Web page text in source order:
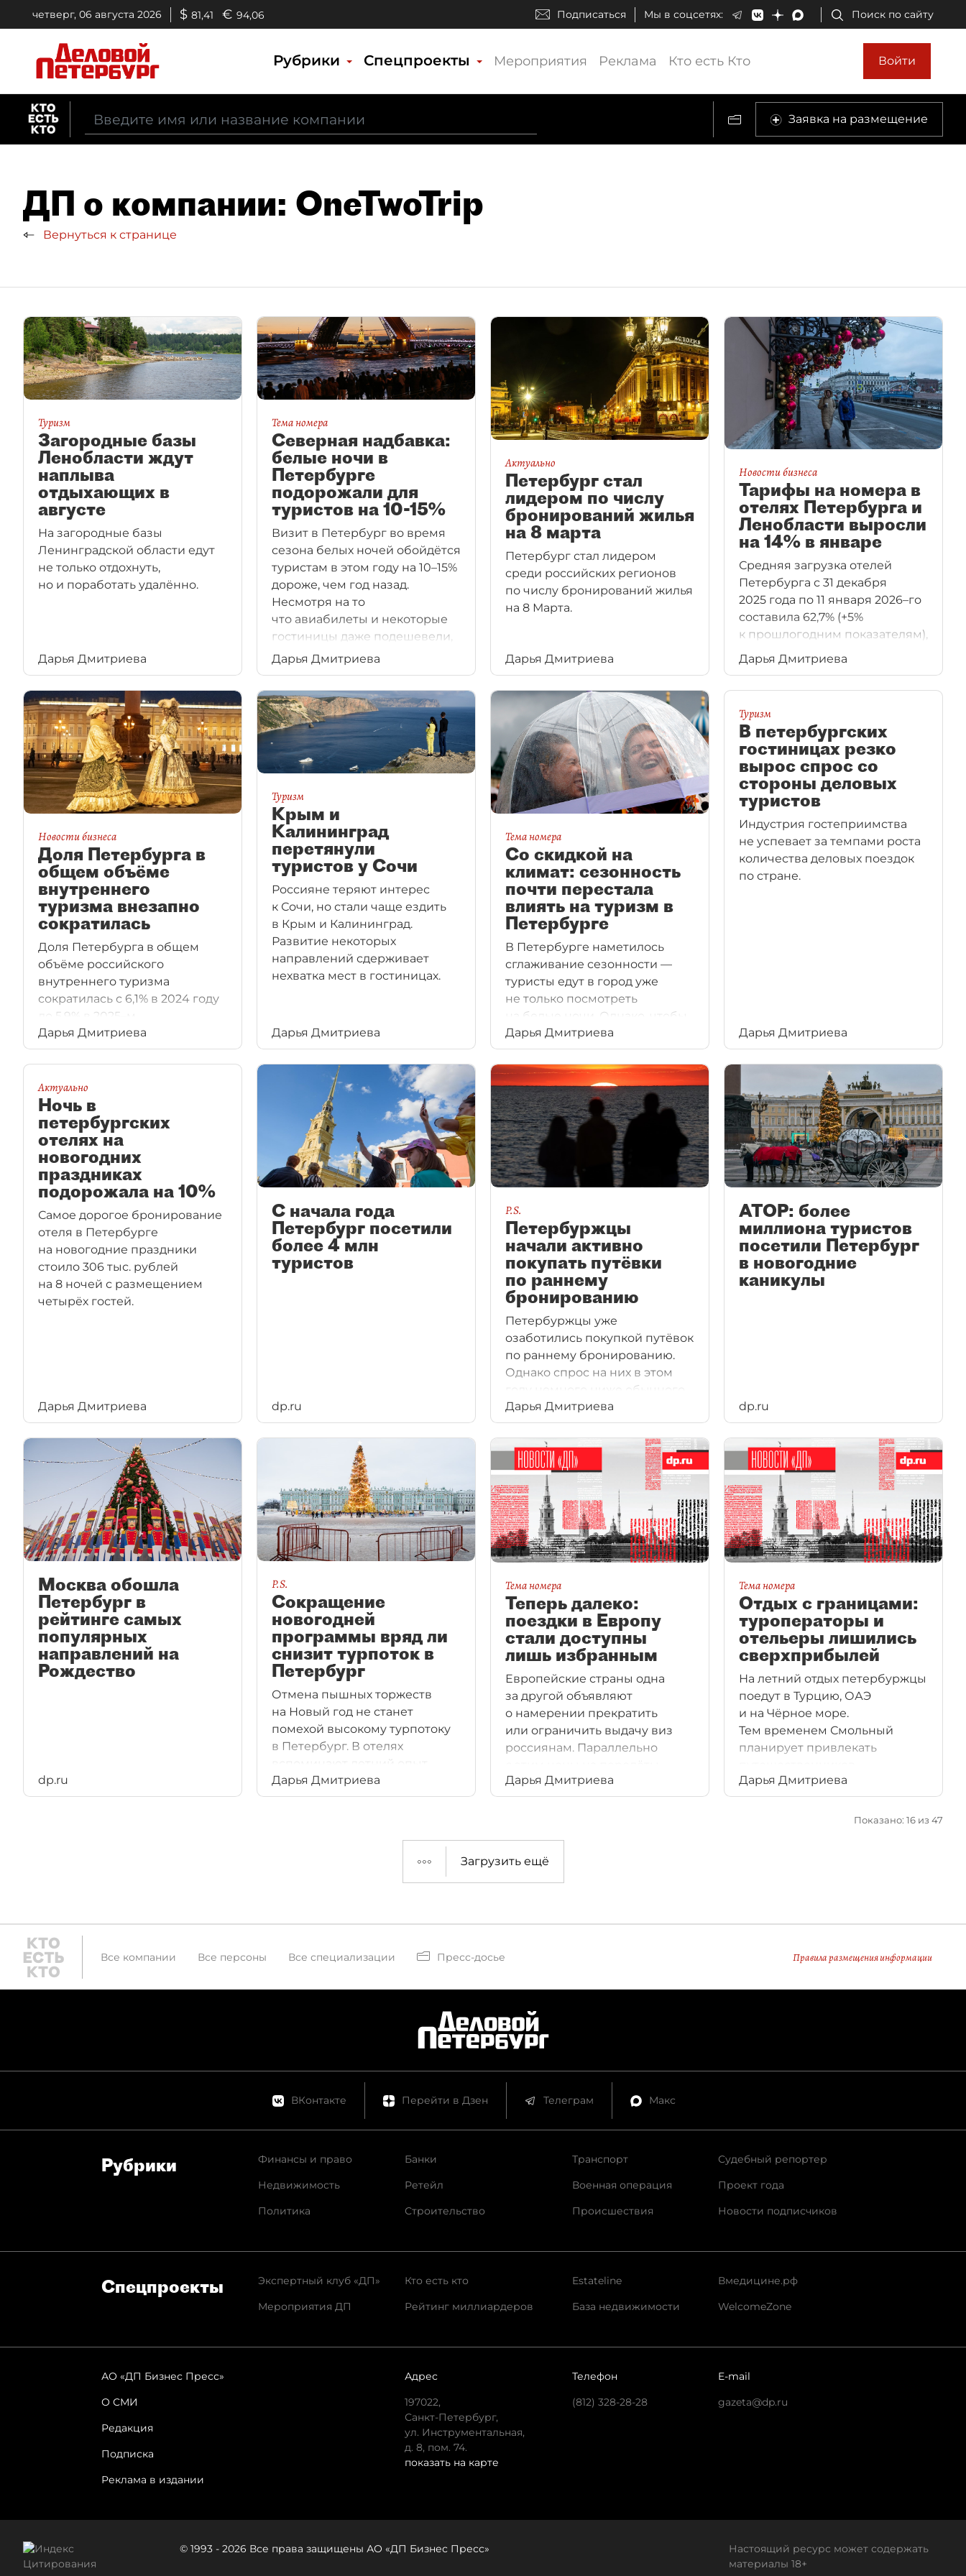
четверг, 06 августа 2026 $ 81,41 € 94,06 Подписаться Мы в соцсетях: Поиск по сайту
Рубрики Спецпроекты Мероприятия Реклама Кто есть Кто Войти
Заявка на размещение
ДП о компании: OneTwoTrip
Вернуться к странице
Туризм
Загородные базы
Ленобласти ждут
наплыва
отдыхающих в
августе
На загородные базы
Ленинградской области едут
не только отдохнуть,
но и поработать удалённо.
Дарья Дмитриева
Тема номера
Северная надбавка:
белые ночи в
Петербурге
подорожали для
туристов на 10-15%
Визит в Петербург во время
сезона белых ночей обойдётся
туристам в этом году на 10–15%
дороже, чем год назад.
Несмотря на то
что авиабилеты и некоторые
гостиницы даже подешевели,
люди продолжают экономить
Дарья Дмитриева
Актуально
Петербург стал
лидером по числу
бронирований жилья
на 8 марта
Петербург стал лидером
среди российских регионов
по числу бронирований жилья
на 8 Марта.
Дарья Дмитриева
Новости бизнеса
Тарифы на номера в
отелях Петербурга и
Ленобласти выросли
на 14% в январе
Средняя загрузка отелей
Петербурга с 31 декабря
2025 года по 11 января 2026–го
составила 62,7% (+5%
к прошлогодним показателям),
в Ленинградской области —
66,8% (+8%).
Дарья Дмитриева
Новости бизнеса
Доля Петербурга в
общем объёме
внутреннего
туризма внезапно
сократилась
Доля Петербурга в общем
объёме российского
внутреннего туризма
сократилась с 6,1% в 2024 году
до 5,9% в 2025–м.
Дарья Дмитриева
Туризм
Крым и
Калининград
перетянули
туристов у Сочи
Россияне теряют интерес
к Сочи, но стали чаще ездить
в Крым и Калининград.
Развитие некоторых
направлений сдерживает
нехватка мест в гостиницах.
Дарья Дмитриева
Тема номера
Со скидкой на
климат: сезонность
почти перестала
влиять на туризм в
Петербурге
В Петербурге наметилось
сглаживание сезонности —
туристы едут в город уже
не только посмотреть
на белые ночи. Однако, чтобы
зарабатывать на этом круглый
год, бизнесу нужно расширять
предложение.
Дарья Дмитриева
Туризм
В петербургских
гостиницах резко
вырос спрос со
стороны деловых
туристов
Индустрия гостеприимства
не успевает за темпами роста
количества деловых поездок
по стране.
Дарья Дмитриева
Актуально
Ночь в
петербургских
отелях на
новогодних
праздниках
подорожала на 10%
Самое дорогое бронирование
отеля в Петербурге
на новогодние праздники
стоило 306 тыс. рублей
на 8 ночей с размещением
четырёх гостей.
Дарья Дмитриева
С начала года
Петербург посетили
более 4 млн
туристов
dp.ru
P.S.
Петербуржцы
начали активно
покупать путёвки
по раннему
бронированию
Петербуржцы уже
озаботились покупкой путёвок
по раннему бронированию.
Однако спрос на них в этом
году немного ниже обычного,
а цены выше.
Дарья Дмитриева
АТОР: более
миллиона туристов
посетили Петербург
в новогодние
каникулы
dp.ru
Москва обошла
Петербург в
рейтинге самых
популярных
направлений на
Рождество
dp.ru
P.S.
Сокращение
новогодней
программы вряд ли
снизит турпоток в
Петербург
Отмена пышных торжеств
на Новый год не станет
помехой высокому турпотоку
в Петербург. В отелях
вспоминают летний опыт
и ожидают
почти стопроцентной
Дарья Дмитриева
Тема номера
Теперь далеко:
поездки в Европу
стали доступны
лишь избранным
Европейские страны одна
за другой объявляют
о намерении прекратить
или ограничить выдачу виз
россиянам. Параллельно
становятся недоступны
для путешественников.
Дарья Дмитриева
Тема номера
Отдых с границами:
туроператоры и
отельеры лишились
сверхприбылей
На летний отдых петербуржцы
поедут в Турцию, ОАЭ
и на Чёрное море.
Тем временем Смольный
планирует привлекать
из дружественных стран,
но хочет ввести налоговый
сбор для иностранцев.
Дарья Дмитриева
Показано: 16 из 47
Загрузить ещё
Все компании Все персоны Все специализации Пресс-досье Правила размещения информации
ВКонтакте Перейти в Дзен Телеграм Макс
Рубрики
Финансы и право
Недвижимость
Политика
Банки
Ретейл
Строительство
Транспорт
Военная операция
Происшествия
Судебный репортер
Проект года
Новости подписчиков
Спец­проекты
Экспертный клуб «ДП»
Мероприятия ДП
Кто есть кто
Рейтинг миллиардеров
Estateline
База недвижимости
Вмедицине.рф
WelcomeZone
АО «ДП Бизнес Пресс»
О СМИ
Редакция
Подписка
Реклама в издании
Адрес
197022,
Санкт-Петербург,
ул. Инструментальная,
д. 8, пом. 74.
показать на карте
Телефон
(812) 328-28-28
E-mail
gazeta@dp.ru
© 1993 - 2026 Все права защищены АО «ДП Бизнес Пресс»
Настоящий ресурс может содержать
материалы 18+